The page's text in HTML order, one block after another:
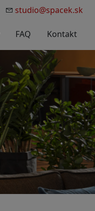
studio@spacek.sk
FAQ Kontakt